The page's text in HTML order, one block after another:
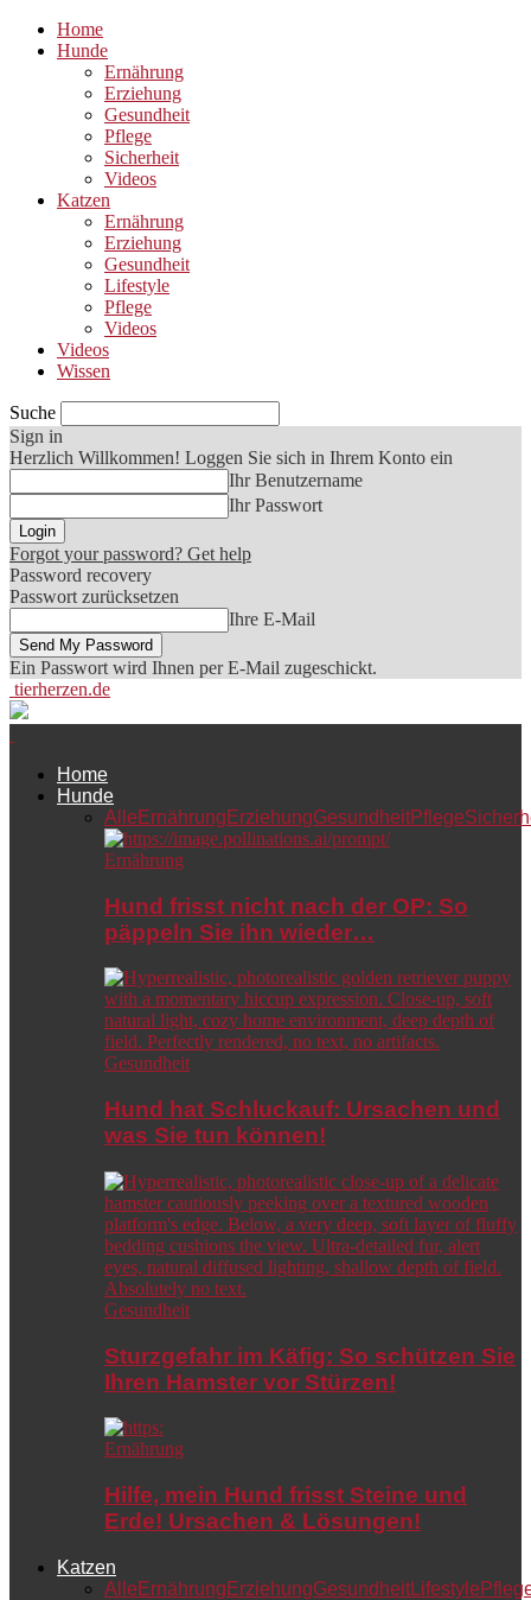
Home
Hunde
Ernährung
Erziehung
Gesundheit
Pflege
Sicherheit
Videos
Katzen
Ernährung
Erziehung
Gesundheit
Lifestyle
Pflege
Videos
Videos
Wissen
Suche
Sign in
Herzlich Willkommen! Loggen Sie sich in Ihrem Konto ein
Ihr Benutzername
Ihr Passwort
Forgot your password? Get help
Password recovery
Passwort zurücksetzen
Ihre E-Mail
Ein Passwort wird Ihnen per E-Mail zugeschickt.
tierherzen.de
Home
Hunde
Alle Ernährung ErziehungGesundheitPflege
Ernährung
Hund frisst nicht nach der OP: So
päppeln Sie ihn wieder…
Gesundheit
Hund hat Schluckauf: Ursachen und
was Sie tun können!
Gesundheit
Sturzgefahr im Käfig: So schützen Sie
Ihren Hamster vor Stürzen!
Ernährung
Hilfe, mein Hund frisst Steine und
Erde! Ursachen & Lösungen!
Katzen
Alle Ernährung ErziehungGesundheitLifestyle